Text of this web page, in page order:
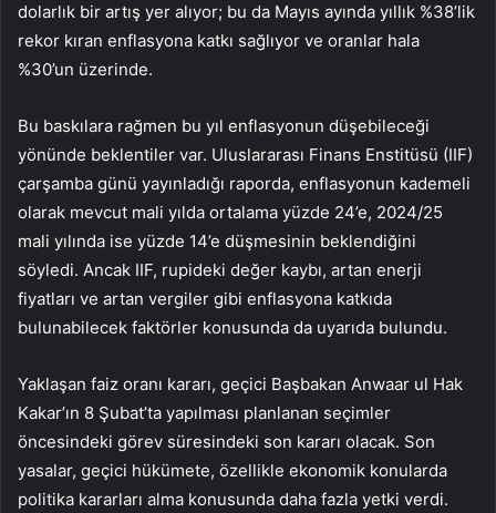
dolarlık bir artış yer alıyor; bu da Mayıs ayında yıllık %38’lik
rekor kıran enflasyona katkı sağlıyor ve oranlar hala
%30’un üzerinde.
Bu baskılara rağmen bu yıl enflasyonun düşebileceği
yönünde beklentiler var. Uluslararası Finans Enstitüsü (IIF)
çarşamba günü yayınladığı raporda, enflasyonun kademeli
olarak mevcut mali yılda ortalama yüzde 24’e, 2024/25
mali yılında ise yüzde 14’e düşmesinin beklendiğini
söyledi. Ancak IIF, rupideki değer kaybı, artan enerji
fiyatları ve artan vergiler gibi enflasyona katkıda
bulunabilecek faktörler konusunda da uyarıda bulundu.
Yaklaşan faiz oranı kararı, geçici Başbakan Anwaar ul Hak
Kakar’ın 8 Şubat’ta yapılması planlanan seçimler
öncesindeki görev süresindeki son kararı olacak. Son
yasalar, geçici hükümete, özellikle ekonomik konularda
politika kararları alma konusunda daha fazla yetki verdi.